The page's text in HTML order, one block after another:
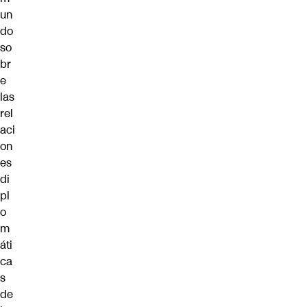
un
do
so
br
e
las
rel
aci
on
es
di
pl
o
m
áti
ca
s
de